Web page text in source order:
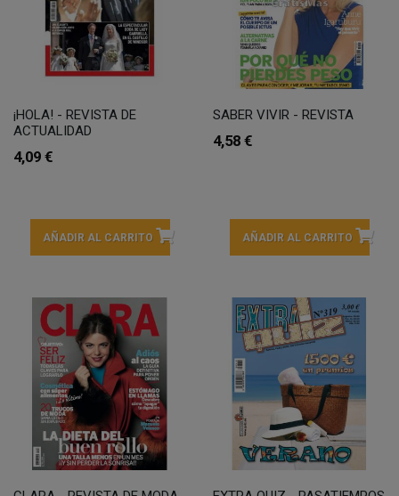
¡HOLA! - REVISTA DE
ACTUALIDAD
4,09 €
AÑADIR AL CARRITO
SABER VIVIR - REVISTA
4,58 €
AÑADIR AL CARRITO